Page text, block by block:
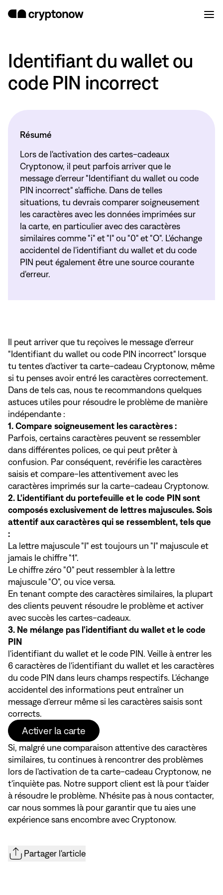
Identifiant du wallet ou
code PIN incorrect
Résumé
Lors de l'activation des cartes-cadeaux
Cryptonow, il peut parfois arriver que le
message d'erreur "Identifiant du wallet ou code
PIN incorrect" s'affiche. Dans de telles
situations, tu devrais comparer soigneusement
les caractères avec les données imprimées sur
la carte, en particulier avec des caractères
similaires comme "i" et "l" ou "0" et "O". L'échange
accidentel de l'identifiant du wallet et du code
PIN peut également être une source courante
d'erreur.
Il peut arriver que tu reçoives le message d'erreur
"Identifiant du wallet ou code PIN incorrect" lorsque
tu tentes d'activer ta carte-cadeau Cryptonow, même
si tu penses avoir entré les caractères correctement.
Dans de tels cas, nous te recommandons quelques
astuces utiles pour résoudre le problème de manière
indépendante :
1. Compare soigneusement les caractères :
Parfois, certains caractères peuvent se ressembler
dans différentes polices, ce qui peut prêter à
confusion. Par conséquent, revérifie les caractères
saisis et compare-les attentivement avec les
caractères imprimés sur la carte-cadeau Cryptonow.
2. L'identifiant du portefeuille et le code PIN sont
composés exclusivement de lettres majuscules. Sois
attentif aux caractères qui se ressemblent, tels que
:
La lettre majuscule "I" est toujours un "I" majuscule et
jamais le chiffre "1".
Le chiffre zéro "0" peut ressembler à la lettre
majuscule "O", ou vice versa.
En tenant compte des caractères similaires, la plupart
des clients peuvent résoudre le problème et activer
avec succès les cartes-cadeaux.
3. Ne mélange pas l'identifiant du wallet et le code
PIN
l'identifiant du wallet et le code PIN. Veille à entrer les
6 caractères de l'identifiant du wallet et les caractères
du code PIN dans leurs champs respectifs. L'échange
accidentel des informations peut entraîner un
message d'erreur même si les caractères saisis sont
corrects.
Activer la carte
Si, malgré une comparaison attentive des caractères
similaires, tu continues à rencontrer des problèmes
lors de l'activation de ta carte-cadeau Cryptonow, ne
t'inquiète pas. Notre support client est là pour t'aider
à résoudre le problème. N'hésite pas à nous contacter,
car nous sommes là pour garantir que tu aies une
expérience sans encombre avec Cryptonow.
Partager l'article